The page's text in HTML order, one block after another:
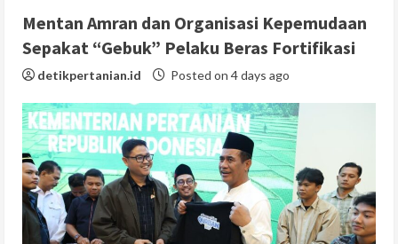
Mentan Amran dan Organisasi Kepemudaan
Sepakat “Gebuk” Pelaku Beras Fortifikasi
detikpertanian.id Posted on 4 days ago